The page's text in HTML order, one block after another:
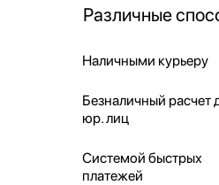
Различные
Наличными курьеру
Безналичный расчет
юр. лиц
Системой быстрых
платежей